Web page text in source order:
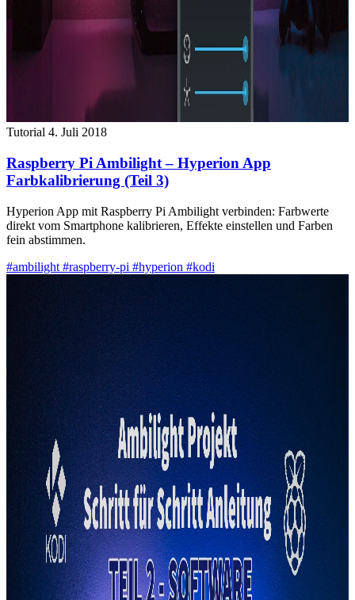
Tutorial 4. Juli 2018
Raspberry Pi Ambilight – Hyperion App
Farbkalibrierung (Teil 3)
Hyperion App mit Raspberry Pi Ambilight verbinden: Farbwerte
direkt vom Smartphone kalibrieren, Effekte einstellen und Farben
fein abstimmen.
#ambilight #raspberry-pi #hyperion #kodi